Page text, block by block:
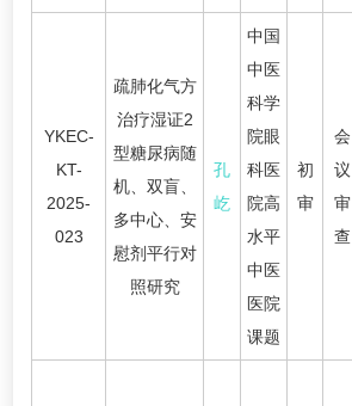
YKEC-
KT-
2025-
023
疏肺化气方
治疗湿证2
型糖尿病随
机、双盲、
多中心、安
慰剂平行对
照研究
孔
屹
中国
中医
科学
院眼
科医
院高
水平
中医
医院
课题
初
审
会
议
审
查